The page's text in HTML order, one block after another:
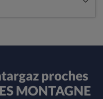
proches
MONTAGNE